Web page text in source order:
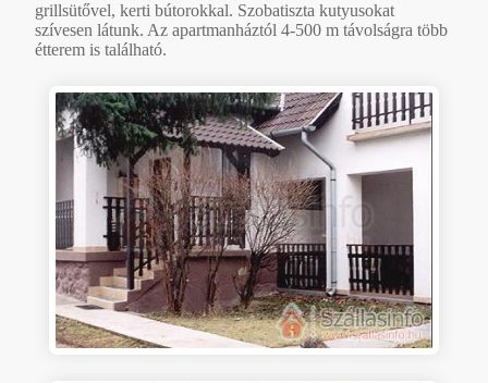
grillsütővel, kerti bútorokkal. Szobatiszta kutyusokat
szívesen látunk. Az apartmanháztól 4-500 m távolságra több
étterem is található.